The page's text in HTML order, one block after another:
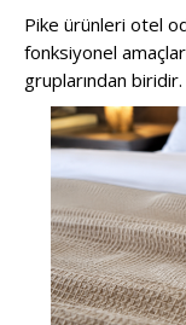
Pike ürünleri otel
fonksiyonel
gruplarından biridir.